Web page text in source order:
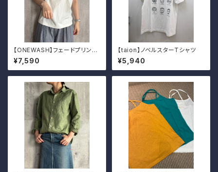
【ONEWASH】フェードプリント
Tシャツ（フラガール）
¥7,590
【taion】ノベルスターTシャツ
¥5,940